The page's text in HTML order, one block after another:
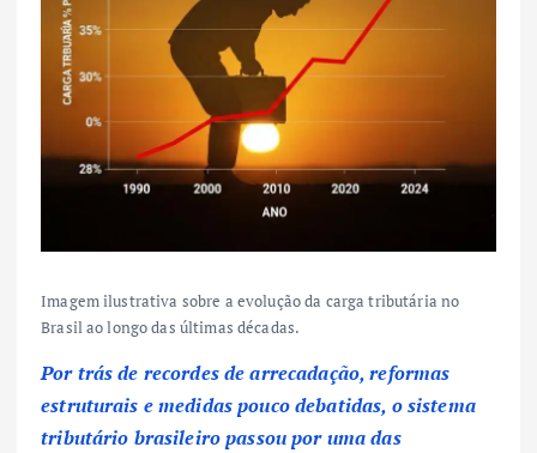
Imagem ilustrativa sobre a evolução da carga tributária no
Brasil ao longo das últimas décadas.
Por trás de recordes de arrecadação, reformas
estruturais e medidas pouco debatidas, o sistema
tributário brasileiro passou por uma das